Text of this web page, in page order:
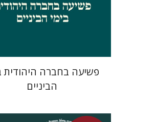
מחיר השקה
$42
$29
פשיעה בחברה היהודית
הביניים